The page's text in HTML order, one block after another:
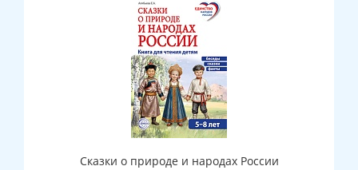
Сказки о природе и народах России